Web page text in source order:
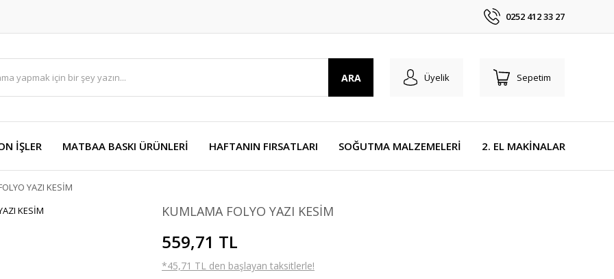
0252 412 33 27
ARA Üyelik Sepetim
İŞLER MATBAA BASKI ÜRÜNLERİ HAFTANIN FIRSATLARI SOĞUTMA MALZEMELERİ 2. EL MAKİNALAR
YAZI KESİM
KUMLAMA FOLYO YAZI KESİM
559,71 TL
*45,71 TL den başlayan taksitlerle!